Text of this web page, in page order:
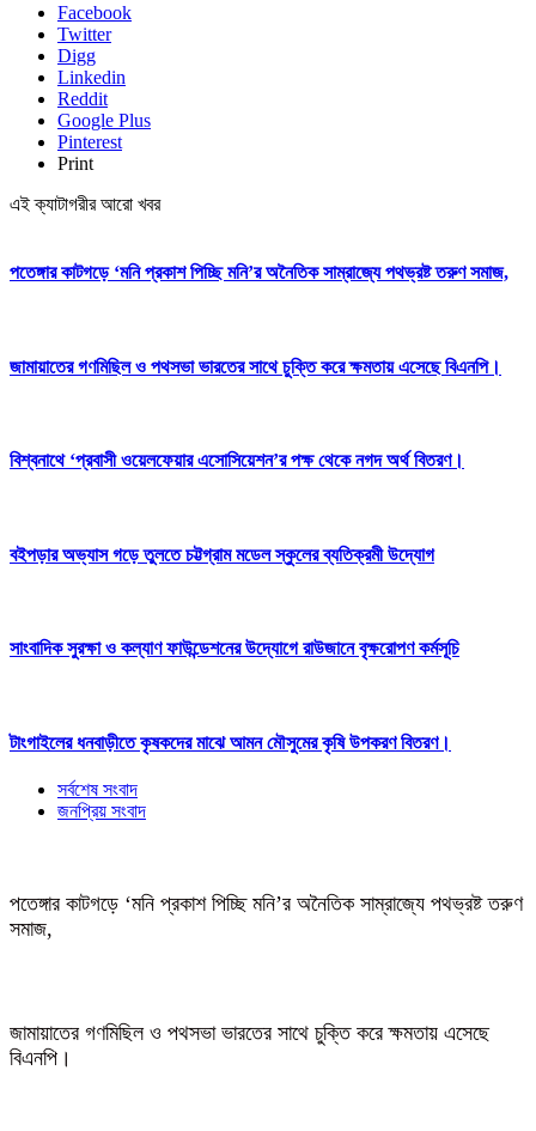
Facebook
Twitter
Digg
Linkedin
Reddit
Google Plus
Pinterest
Print
এই ক্যাটাগরীর আরো খবর
পতেঙ্গার কাটগড়ে ‘মনি প্রকাশ পিচ্ছি মনি’র অনৈতিক সাম্রাজ্যে পথভ্রষ্ট তরুণ সমাজ,
জামায়াতের গণমিছিল ও পথসভা ভারতের সাথে চুক্তি করে ক্ষমতায় এসেছে বিএনপি।
বিশ্বনাথে ‘প্রবাসী ওয়েলফেয়ার এসোসিয়েশন’র পক্ষ থেকে নগদ অর্থ বিতরণ।
বইপড়ার অভ্যাস গড়ে তুলতে চট্টগ্রাম মডেল স্কুলের ব্যতিক্রমী উদ্যোগ
সাংবাদিক সুরক্ষা ও কল্যাণ ফাউন্ডেশনের উদ্যোগে রাউজানে বৃক্ষরোপণ কর্মসূচি
টাংগাইলের ধনবাড়ীতে কৃষকদের মাঝে আমন মৌসুমের কৃষি উপকরণ বিতরণ।
সর্বশেষ সংবাদ
জনপ্রিয় সংবাদ
পতেঙ্গার কাটগড়ে ‘মনি প্রকাশ পিচ্ছি মনি’র অনৈতিক সাম্রাজ্যে পথভ্রষ্ট তরুণ
সমাজ,
জামায়াতের গণমিছিল ও পথসভা ভারতের সাথে চুক্তি করে ক্ষমতায় এসেছে
বিএনপি।